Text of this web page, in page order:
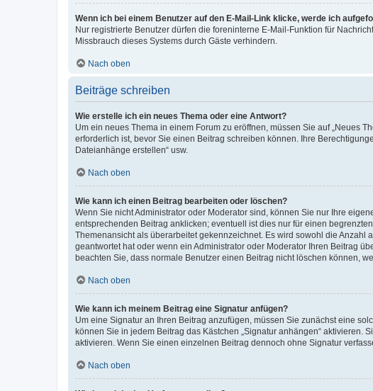
Wenn ich bei einem Benutzer auf den E-Mail-Link klicke, werde ich
Nur registrierte Benutzer dürfen die foreninterne E-Mail-Funktion für
Missbrauch dieses Systems durch Gäste verhindern.
Nach oben
Beiträge schreiben
Wie erstelle ich ein neues Thema oder eine Antwort?
Um ein neues Thema in einem Forum zu eröffnen, müssen Sie auf „Neues
erforderlich ist, bevor Sie einen Beitrag schreiben können. Ihre
Dateianhänge erstellen“ usw.
Nach oben
Wie kann ich einen Beitrag bearbeiten oder löschen?
Wenn Sie nicht Administrator oder Moderator sind, können Sie nur Ihre
entsprechenden Beitrag anklicken; eventuell ist dies nur für einen
Themenansicht als überarbeitet gekennzeichnet. Es wird sowohl die
geantwortet hat oder wenn ein Administrator oder Moderator Ihren Beitrag
beachten Sie, dass normale Benutzer einen Beitrag nicht löschen können,
Nach oben
Wie kann ich meinem Beitrag eine Signatur anfügen?
Um eine Signatur an Ihren Beitrag anzufügen, müssen Sie zunächst eine
können Sie in jedem Beitrag das Kästchen „Signatur anhängen“
aktivieren. Wenn Sie einen einzelnen Beitrag dennoch ohne Signatur
Nach oben